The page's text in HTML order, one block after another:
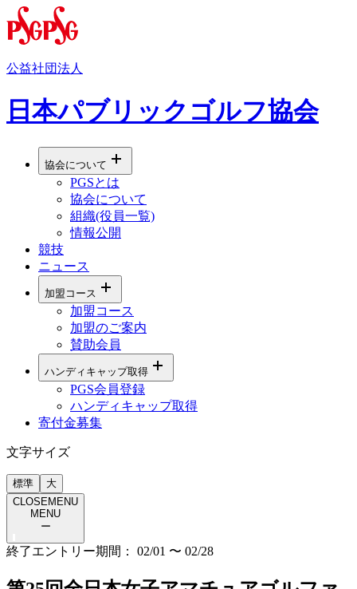
公益社団法人
日本パブリックゴルフ協会
協会について
PGSとは
協会について
組織(役員一覧)
情報公開
競技
ニュース
加盟コース
加盟コース
加盟のご案内
賛助会員
ハンディキャップ取得
PGS会員登録
ハンディキャップ取得
寄付金募集
文字サイズ
標準
大
CLOSE MENU
MENU
ー
終了エントリー期間： 02/01 〜 02/28